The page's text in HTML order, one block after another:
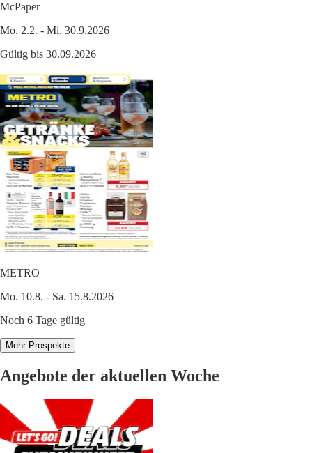
McPaper
Mo. 2.2. - Mi. 30.9.2026
Gültig bis 30.09.2026
METRO
Mo. 10.8. - Sa. 15.8.2026
Noch 6 Tage gültig
Mehr Prospekte
Angebote der aktuellen Woche